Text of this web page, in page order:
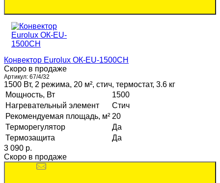
Конвектор Eurolux ОК-EU-1500CH
Скоро в продаже
Артикул: 67/4/32
1500 Вт, 2 режима, 20 м², стич, термостат, 3.6 кг
Мощность, Вт
1500
Нагревательный элемент
Стич
Рекомендуемая площадь, м² 20
Терморегулятор
Да
Термозащита
Да
3 090 p.
Скоро в продаже